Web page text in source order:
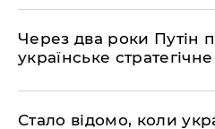
Через два роки Путін
українське
Стало відомо, коли